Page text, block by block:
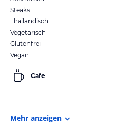
Steaks
Thailändisch
Vegetarisch
Glutenfrei
Vegan
Cafe
Mehr anzeigen